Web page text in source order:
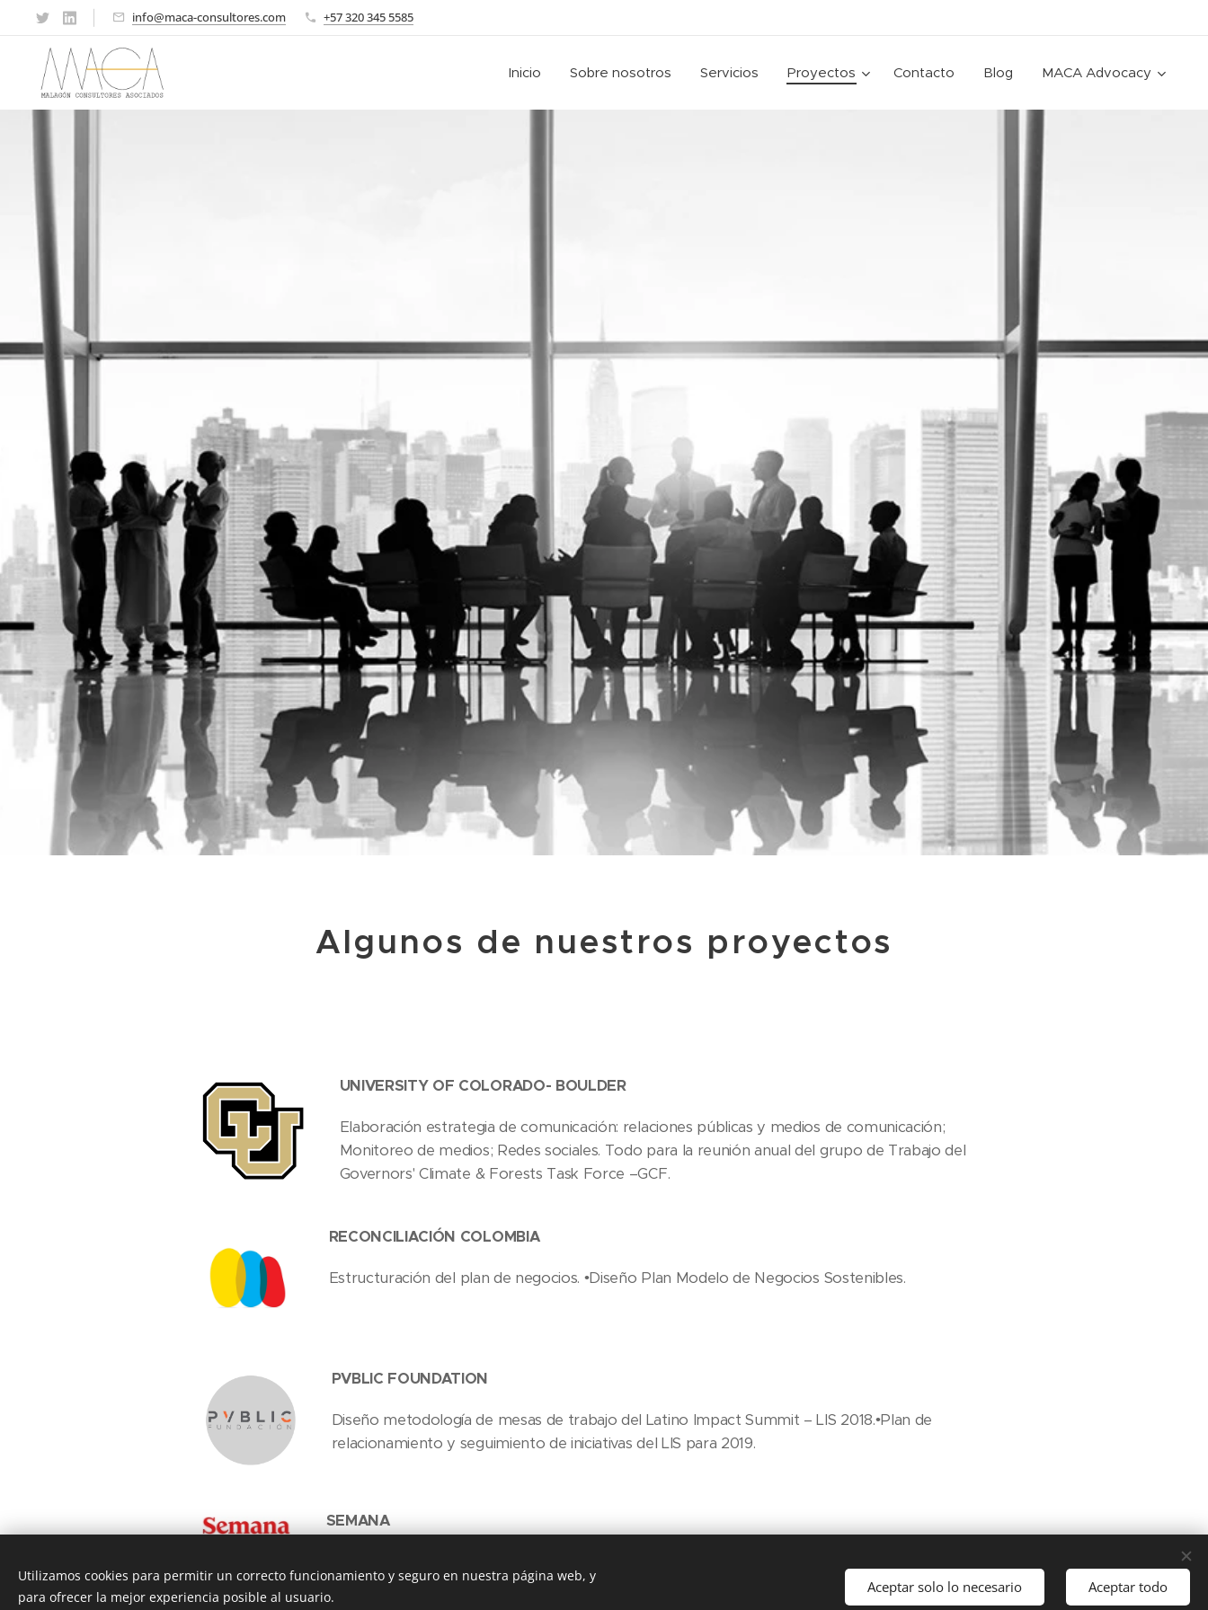
info@maca-consultores.com +57 320 345 5585
Inicio Sobre nosotros Servicios Proyectos Contacto Blog MACA Advocacy
Algunos de nuestros proyectos
UNIVERSITY OF COLORADO- BOULDER
Elaboración estrategia de comunicación: relaciones públicas y medios de comunicación;
Monitoreo de medios; Redes sociales. Todo para la reunión anual del grupo de Trabajo del
Governors' Climate & Forests Task Force –GCF.
RECONCILIACIÓN COLOMBIA
Estructuración del plan de negocios. •Diseño Plan Modelo de Negocios Sostenibles.
PVBLIC FOUNDATION
Diseño metodología de mesas de trabajo del Latino Impact Summit – LIS 2018.•Plan de
relacionamiento y seguimiento de iniciativas del LIS para 2019.
SEMANA
Utilizamos cookies para permitir un correcto funcionamiento y seguro en nuestra página web, y
para ofrecer la mejor experiencia posible al usuario.
Aceptar solo lo necesario Aceptar todo